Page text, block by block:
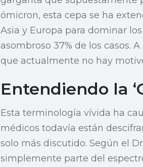
ómicron, esta cepa se ha
Asia y Europa para dominar
asombroso 37% de los casos.
que actualmente no hay
Entendiendo la
Esta terminología vívida ha
médicos todavía están
solo más discutido. Según el
simplemente parte del